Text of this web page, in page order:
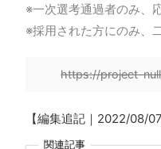
※一次選考通過者のみ、
※採用された方にのみ、
https://project-
【編集追記｜2022/08/
関連記事